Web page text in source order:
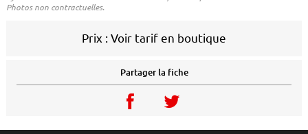
Photos non contractuelles.
Prix : Voir tarif en boutique
Partager la fiche